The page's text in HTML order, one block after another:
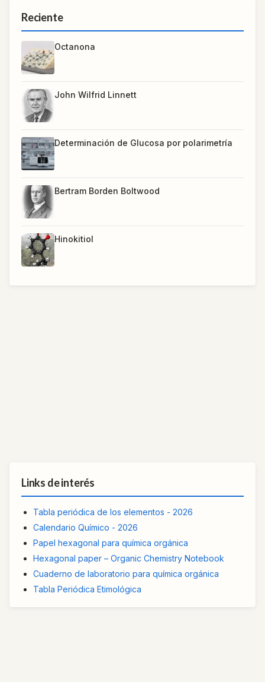
Reciente
Octanona
John Wilfrid Linnett
Determinación de Glucosa por polarimetría
Bertram Borden Boltwood
Hinokitiol
Links de interés
Tabla periódica de los elementos - 2026
Calendario Químico - 2026
Papel hexagonal para química orgánica
Hexagonal paper – Organic Chemistry Notebook
Cuaderno de laboratorio para química orgánica
Tabla Periódica Etimológica